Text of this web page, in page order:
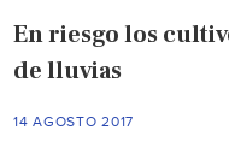
En riesgo los
de lluvias
14 AGOSTO 2017